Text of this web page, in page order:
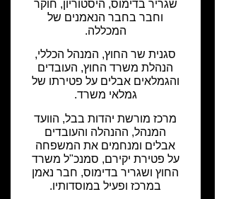
שגריר בדימוס, היסטוריון, חוקר
וחבר בחבר הנאמנים של
המכללה.
סגנית שר החוץ, המנהל הכללי,
הנהלת משרד החוץ, העובדים
והגמלאים אבלים על פטירתו של
גמלאי משרד.
מרכז מורשת יהדות בבל, הוועד
המנהל, ההנהלה והעובדים
אבלים ומנחמים את המשפחה
על פטירת יקירם, סמנכ"ל משרד
החוץ ושגריר בדימוס, חבר נאמן
במרכז ופעיל במוסדותיו.